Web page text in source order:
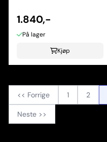
1.840,-
På lager
Kjøp
<< Forrige 1 2
Neste >>